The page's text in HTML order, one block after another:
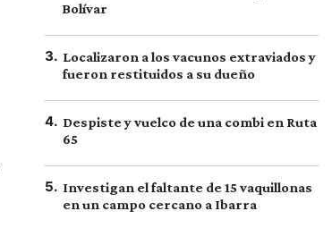
Bolívar
3. Localizaron a los vacunos extraviados y
fueron restituidos a su dueño
4. Despiste y vuelco de una combi en Ruta
65
5. Investigan el faltante de 15 vaquillonas
en un campo cercano a Ibarra